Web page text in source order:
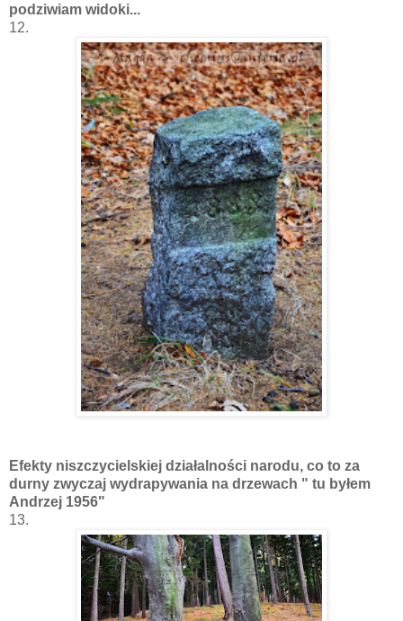
podziwiam widoki...
12.
Efekty niszczycielskiej działalności narodu, co to za
durny zwyczaj wydrapywania na drzewach " tu byłem
Andrzej 1956"
13.